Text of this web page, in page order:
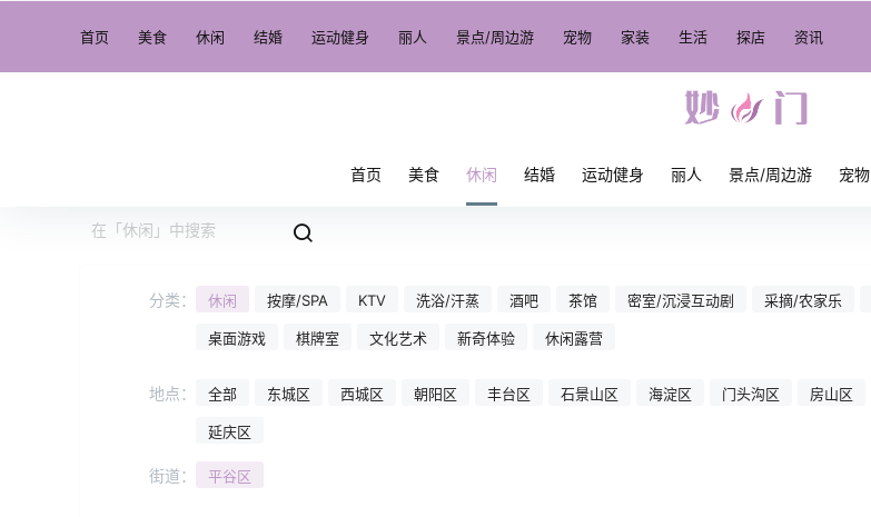
首页 美食 休闲 结婚 运动健身 丽人 景点/周边游 宠物 家装 生活 探店 资讯
首页 美食 休闲 结婚 运动健身 丽人 景点/周边游 宠物
分类： 休闲 按摩/SPA KTV 洗浴/汗蒸 酒吧 茶馆 密室/沉浸互动剧 采摘/农家乐
桌面游戏 棋牌室 文化艺术 新奇体验 休闲露营
地点： 全部 东城区 西城区 朝阳区 丰台区 石景山区 海淀区 门头沟区 房山区
延庆区
街道： 平谷区